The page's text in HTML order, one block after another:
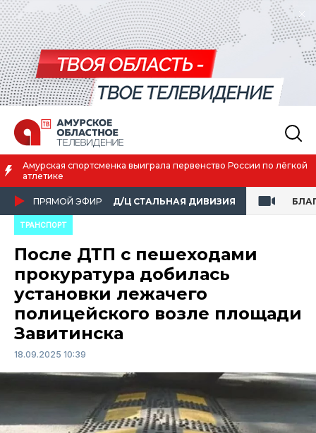
Амурская спортсменка выиграла первенство России по лёгкой
атлетике
ПРЯМОЙ ЭФИР Д/Ц СТАЛЬНАЯ ДИВИЗИЯ
ТРАНСПОРТ
После ДТП с пешеходами
прокуратура добилась
установки лежачего
полицейского возле площади
Завитинска
18.09.2025 10:39